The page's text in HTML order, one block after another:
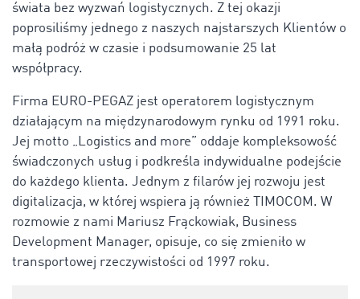
świata bez wyzwań logistycznych. Z tej okazji
poprosiliśmy jednego z naszych najstarszych Klientów o
małą podróż w czasie i podsumowanie 25 lat
współpracy.
Firma EURO-PEGAZ jest operatorem logistycznym
działającym na międzynarodowym rynku od 1991 roku.
Jej motto „Logistics and more” oddaje kompleksowość
świadczonych usług i podkreśla indywidualne podejście
do każdego klienta. Jednym z filarów jej rozwoju jest
digitalizacja, w której wspiera ją również TIMOCOM. W
rozmowie z nami Mariusz Frąckowiak, Business
Development Manager, opisuje, co się zmieniło w
transportowej rzeczywistości od 1997 roku.